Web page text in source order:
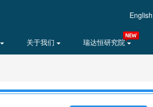
English
关于我们 瑞达恒研究院